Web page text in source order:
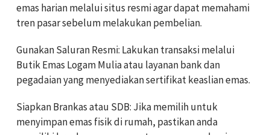
emas harian melalui situs resmi agar dapat memahami
tren pasar sebelum melakukan pembelian.
Gunakan Saluran Resmi: Lakukan transaksi melalui
Butik Emas Logam Mulia atau layanan bank dan
pegadaian yang menyediakan sertifikat keaslian emas.
Siapkan Brankas atau SDB: Jika memilih untuk
menyimpan emas fisik di rumah, pastikan anda